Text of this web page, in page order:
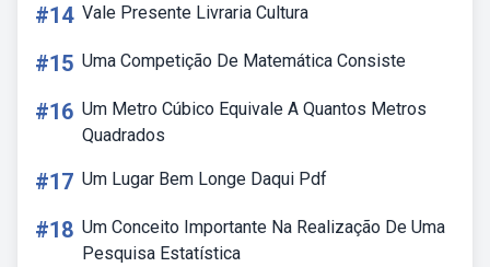
#14 Vale Presente Livraria Cultura
#15 Uma Competição De Matemática Consiste
#16 Um Metro Cúbico Equivale A Quantos Metros
Quadrados
#17 Um Lugar Bem Longe Daqui Pdf
#18 Um Conceito Importante Na Realização De Uma
Pesquisa Estatística